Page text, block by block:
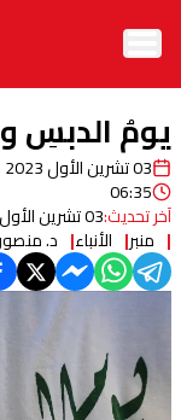
الأخبار
آراء
فيديو
وليد جنبلاطالحزب
يومُ الدبسِ
03 تشرين الأول 2023
06:35
آخر تحديث:03 تشرين الأول 2023
منبر الأنباء د.